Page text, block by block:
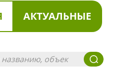
АКТУАЛЬНЫЕ